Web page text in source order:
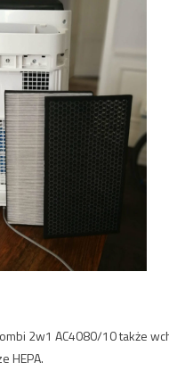
2w1 AC4080/10 także
HEPA.